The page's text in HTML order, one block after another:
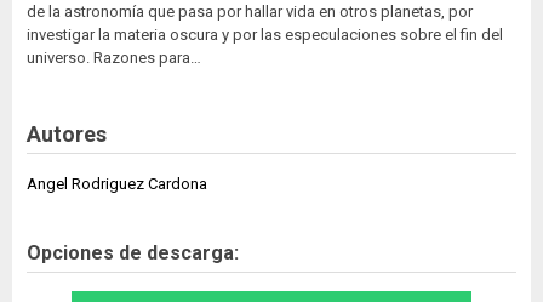
de la astronomía que pasa por hallar vida en otros planetas, por
investigar la materia oscura y por las especulaciones sobre el fin del
universo. Razones para…
Autores
Angel Rodriguez Cardona
Opciones de descarga: